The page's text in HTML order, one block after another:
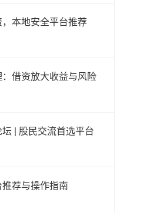
本地安全平台推荐
借资放大收益与风险
| 股民交流首选平台
荐与操作指南